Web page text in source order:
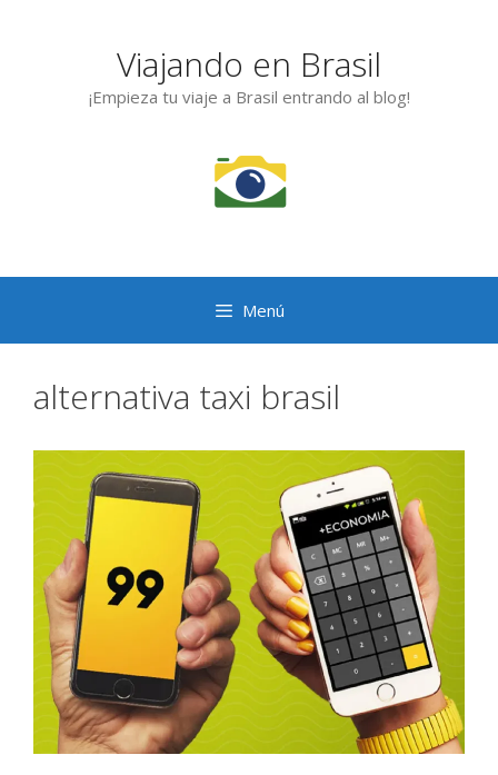
Viajando en Brasil
¡Empieza tu viaje a Brasil entrando al blog!
Menú
alternativa taxi brasil